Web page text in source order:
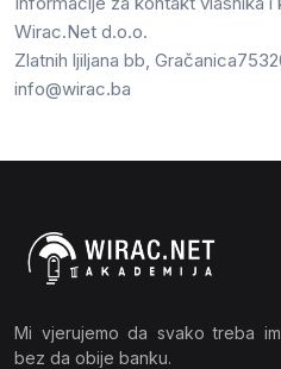
Wirac.Net d.o.o.
Zlatnih ljiljana bb,
info@wirac.ba
Mi vjerujemo da svako treba
bez da obije banku.